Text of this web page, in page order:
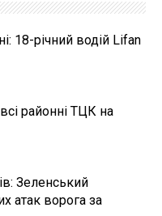
18-річний водій Lifan
районні ТЦК на
Зеленський
атак ворога за